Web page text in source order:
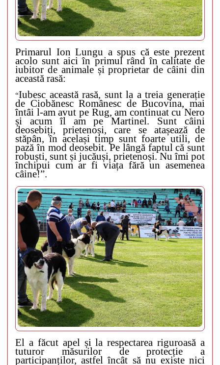
Primarul Ion Lungu a spus că este prezent
acolo sunt aici în primul rând în calitate de
iubitor de animale și proprietar de câini din
această rasă:
“Iubesc această rasă, sunt la a treia generație
de Ciobănesc Românesc de Bucovina, mai
întâi l-am avut pe Rug, am continuat cu Nero
și acum îl am pe Martinel. Sunt câini
deosebiți, prietenoși, care se atașează de
stăpân, în același timp sunt foarte utili, de
pază în mod deosebit.Pe lângă faptul că sunt
robuști, sunt și jucăuși, prietenoși. Nu îmi pot
închipui cum ar fi viața fără un asemenea
câine!”.
El a făcut apel și la respectarea riguroasă a
tuturor măsurilor de protecție a
participanților, astfel încât să nu existe nici